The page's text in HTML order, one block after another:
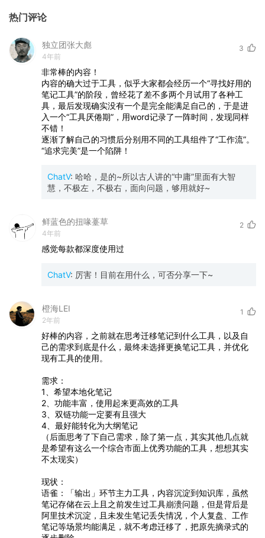
热门评论
独立团张大彪
4年前
3
非常棒的内容！
内容的确大过于工具，似乎大家都会经历一个“寻找好用的
笔记工具”的阶段，曾经花了差不多两个月试用了各种工
具，最后发现确实没有一个是完全能满足自己的，于是进
入一个“工具厌倦期”，用word记录了一阵时间，发现同样
不错！
逐渐了解自己的习惯后分别用不同的工具组件了“工作流”。
“追求完美”是一个陷阱！
ChatV: 哈哈，是的~所以古人讲的“中庸”里面有大智
慧，不极左，不极右，面向问题，够用就好~
鲜蓝色的扭喙薹草
4年前
2
感觉每款都深度使用过
ChatV: 厉害！目前在用什么，可否分享一下~
橙海LEI
2年前
1
好棒的内容，之前就在思考迁移笔记到什么工具，以及自
己的需求到底是什么，最终未选择更换笔记工具，并优化
现有工具的使用。
需求：
1、希望本地化笔记
2、功能丰富，使用起来更高效的工具
3、双链功能一定要有且强大
4、最好能转化为大纲笔记
（后面思考了下自己需求，除了第一点，其实其他几点就
是希望有这么一个综合市面上优秀功能的工具，想想其实
不太现实）
现状：
语雀：「输出」环节主力工具，内容沉淀到知识库，虽然
笔记存储在云上且之前发生过工具崩溃问题，但是背后是
阿里技术沉淀，且未发生笔记丢失情况，个人复盘、工作
笔记等场景均能满足，就不考虑迁移了，把原先摘录式的